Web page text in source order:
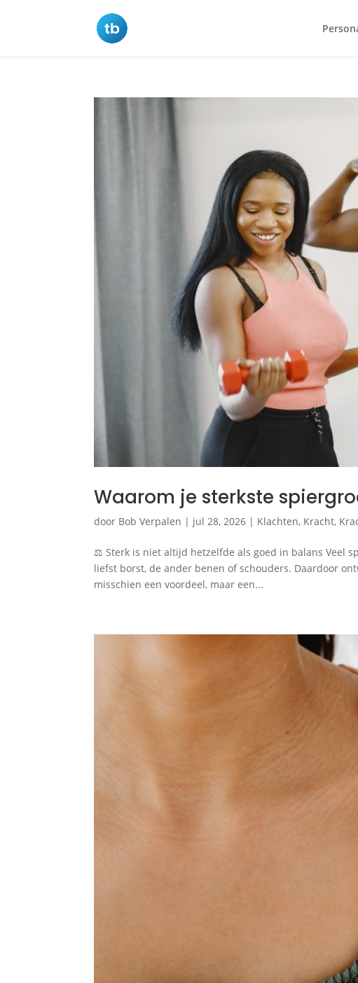
Waarom je sterkste
door Bob Verpalen | jul 28, 2026 | Klachten, Kracht,
⚖️ Sterk is niet altijd hetzelfde als goed in balans Veel
liefst borst, de ander benen of schouders. Daardoor
misschien een voordeel, maar een...